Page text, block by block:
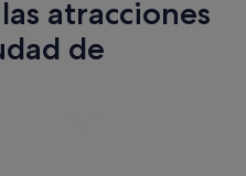
atracciones
de